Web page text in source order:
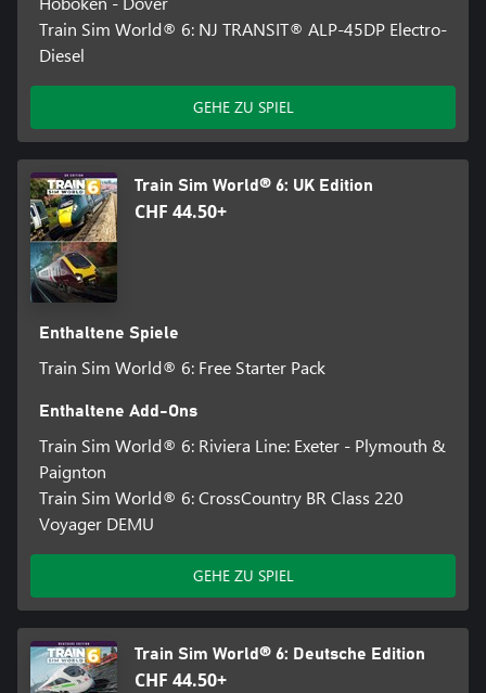
Train Sim World® 6: NJ TRANSIT® ALP-45DP Electro-
Diesel
GEHE ZU SPIEL
Train Sim World® 6: UK Edition
CHF 44.50+
Enthaltene Spiele
Train Sim World® 6: Free Starter Pack
Enthaltene Add-Ons
Train Sim World® 6: Riviera Line: Exeter - Plymouth &
Paignton
Train Sim World® 6: CrossCountry BR Class 220
Voyager DEMU
GEHE ZU SPIEL
Train Sim World® 6: Deutsche Edition
CHF 44.50+